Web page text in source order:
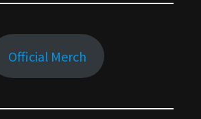
Official Merch